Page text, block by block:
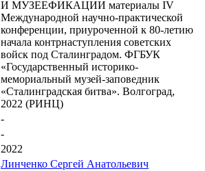
И МУЗЕЕФИКАЦИИ материалы IV
Международной научно-практической
конференции, приуроченной к 80-летию
начала контрнаступления советских
войск под Сталинградом. ФГБУК
«Государственный историко-
мемориальный музей-заповедник
«Сталинградская битва». Волгоград,
2022 (РИНЦ)
-
-
2022
Линченко Сергей Анатольевич